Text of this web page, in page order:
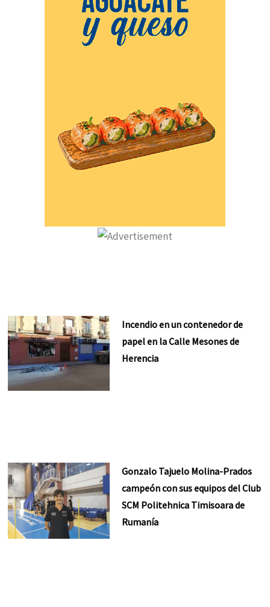
Incendio en un contenedor de
papel en la Calle Mesones de
Herencia
Gonzalo Tajuelo Molina-Prados
campeón con sus equipos del Club
SCM Politehnica Timisoara de
Rumanía